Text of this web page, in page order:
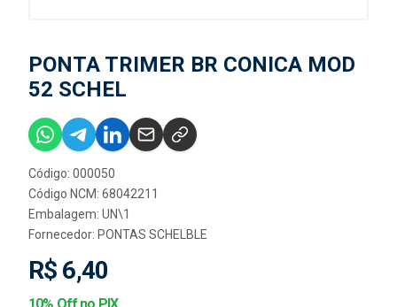
PONTA TRIMER BR CONICA MOD
52 SCHEL
Código: 000050
Código NCM: 68042211
Embalagem: UN\1
Fornecedor: PONTAS SCHELBLE
R$ 6,40